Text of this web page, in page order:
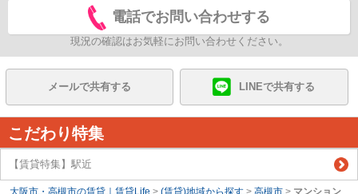
電話でお問い合わせする
現況の確認はお気軽にお問い合わせください。
メールで共有する LINEで共有する
こだわり特集
【賃貸特集】駅近